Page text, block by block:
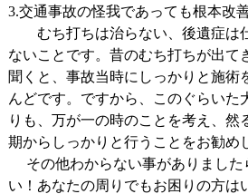
3.交通事故の怪我であっても根本改善
むち打ちは治らない、後遺症は
ないことです。昔のむち打ちが出て
聞くと、事故当時にしっかりと施術
んどです。ですから、このぐらいた
りも、万が一の時のことを考え、然
期からしっかりと行うことをお勧め
その他わからない事がありました
い！あなたの周りでもお困りの方は